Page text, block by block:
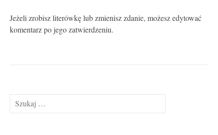
Jeżeli zrobisz literówkę lub zmienisz zdanie, możesz edytować
komentarz po jego zatwierdzeniu.
Szukaj: